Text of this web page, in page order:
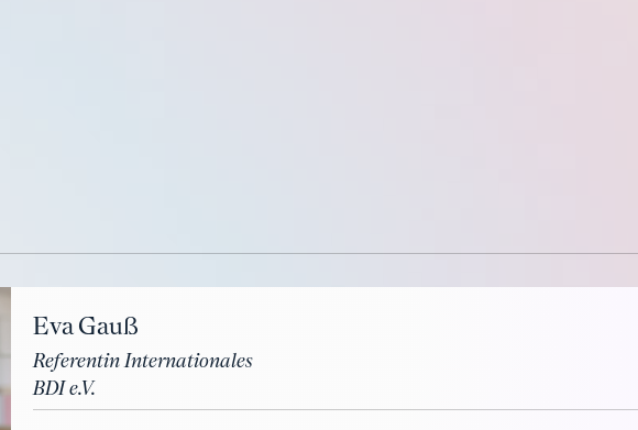
Eva Gauß
Referentin Internationales
BDI e.V.